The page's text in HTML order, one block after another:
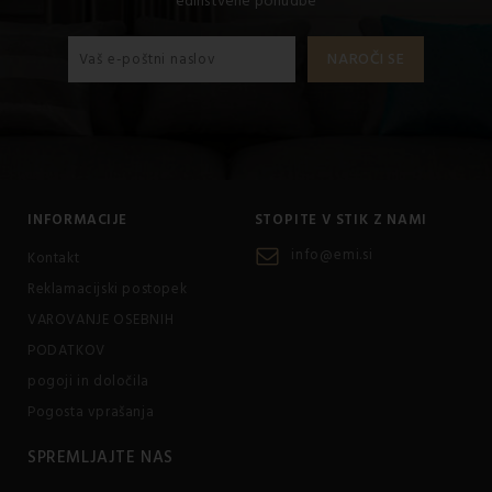
INFORMACIJE
Kontakt
Reklamacijski postopek
VAROVANJE OSEBNIH
PODATKOV
pogoji in določila
Pogosta vprašanja
STOPITE V STIK Z NAMI
info@emi.si
SPREMLJAJTE NAS